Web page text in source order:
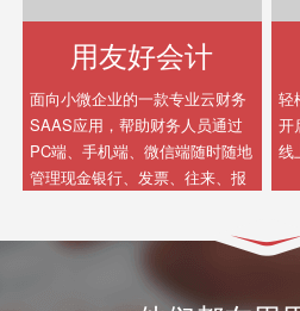
用友好会计
面向小微企业的一款专业云财务
SAAS应用，帮助财务人员通过
PC端、手机端、微信端随时随地
管理现金银行、发票、往来、报
轻
开
线